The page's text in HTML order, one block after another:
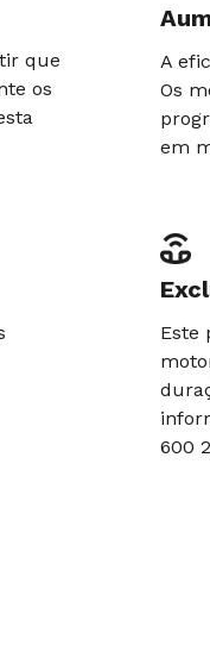
que
os
A
Os
em
Este
600